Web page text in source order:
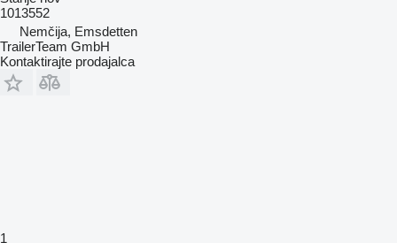
1013552
Nemčija, Emsdetten
TrailerTeam GmbH
Kontaktirajte prodajalca
1